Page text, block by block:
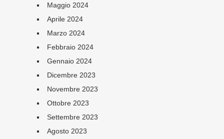
Maggio 2024
Aprile 2024
Marzo 2024
Febbraio 2024
Gennaio 2024
Dicembre 2023
Novembre 2023
Ottobre 2023
Settembre 2023
Agosto 2023